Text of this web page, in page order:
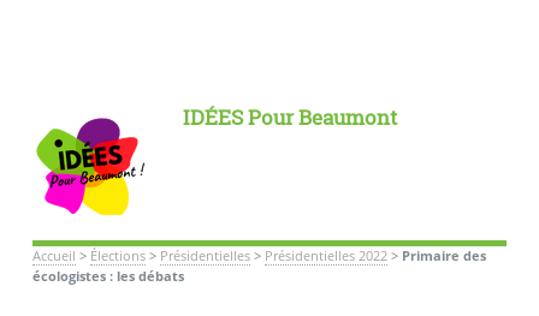
IDÉES Pour Beaumont
Accueil > Élections> Présidentielles> Présidentielles 2022> Primaire des
écologistes : les débats